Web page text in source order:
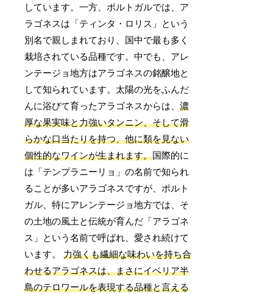
しています。一方、ポルトガルでは、ア
ラゴネスは「ティンタ・ロリス」という
別名で親しまれており、国中で最も多く
栽培されている品種です。中でも、アレ
ンテージョ地方はアラゴネスの銘醸地と
して知られています。太陽の光をふんだ
んに浴びて育ったアラゴネスからは、濃
厚な果実味と力強いタンニン、そして滑
らかな口当たりを持つ、他に類を見ない
個性的なワインが生まれます。国際的に
は「テンプラニーリョ」の名前で知られ
ることが多いアラゴネスですが、ポルト
ガル、特にアレンテージョ地方では、そ
の土地の風土と伝統が育んだ「アラゴネ
ス」という名前で呼ばれ、愛され続けて
います。力強くも繊細な味わいを持ち合
わせるアラゴネスは、まさにイベリア半
島のテロワールを表現する品種と言える